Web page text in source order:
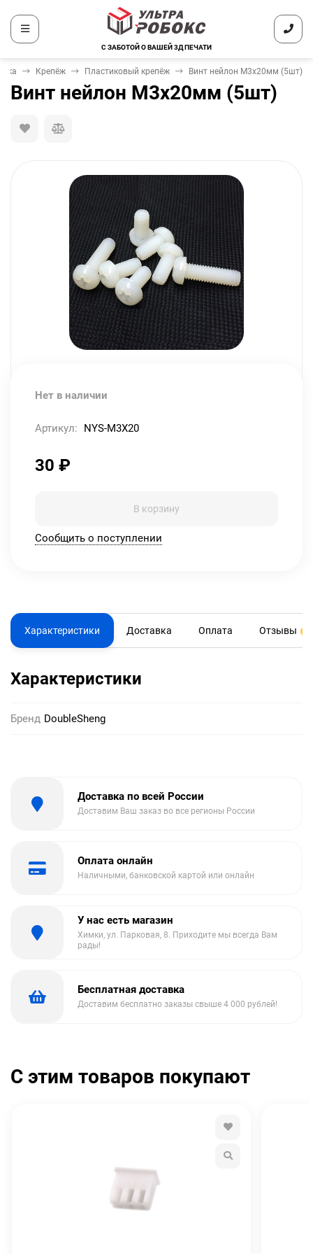
С ЗАБОТОЙ О ВАШЕЙ 3Д ПЕЧАТИ
Крепёж Пластиковый крепёж Винт нейлон М3х20мм (5шт)
Винт нейлон М3х20мм (5шт)
Нет в наличии
Артикул: NYS-M3X20
30 ₽
В корзину
Сообщить о поступлении
Характеристики Доставка Оплата Отзывы
Характеристики
Бренд DoubleSheng
Доставка по всей России
Доставим Ваш заказ во все регионы России
Оплата онлайн
Наличными, банковской картой или онлайн
У нас есть магазин
Химки, ул. Парковая, 8. Приходите мы всегда Вам
рады!
Бесплатная доставка
Доставим бесплатно заказы свыше 4 000 рублей!
С этим товаров покупают